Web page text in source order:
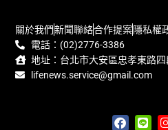
關於我們新聞聯絡合作提案隱私權
電話：(02)2776-3386
地址：台北市大安區忠孝東路
lifenews.service@gmail.com